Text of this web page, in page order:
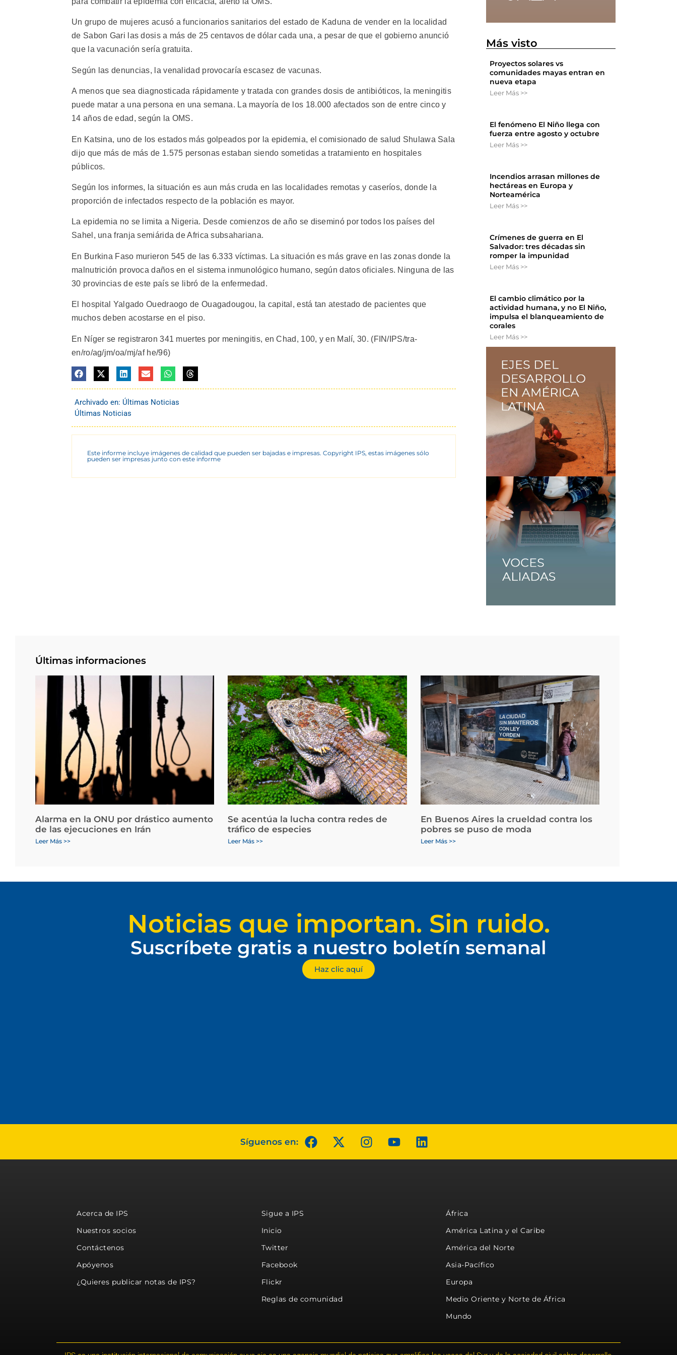
Un grupo de mujeres acusó a funcionarios sanitarios del estado de Kaduna de vender en la localidad
de Sabon Gari las dosis a más de 25 centavos de dólar cada una, a pesar de que el gobierno anunció
que la vacunación sería gratuita.
Según las denuncias, la venalidad provocaría escasez de vacunas.
A menos que sea diagnosticada rápidamente y tratada con grandes dosis de antibióticos, la meningitis
puede matar a una persona en una semana. La mayoría de los 18.000 afectados son de entre cinco y
14 años de edad, según la OMS.
En Katsina, uno de los estados más golpeados por la epidemia, el comisionado de salud Shulawa Sala
dijo que más de más de 1.575 personas estaban siendo sometidas a tratamiento en hospitales
públicos.
Según los informes, la situación es aun más cruda en las localidades remotas y caseríos, donde la
proporción de infectados respecto de la población es mayor.
La epidemia no se limita a Nigeria. Desde comienzos de año se diseminó por todos los países del
Sahel, una franja semiárida de Africa subsahariana.
En Burkina Faso murieron 545 de las 6.333 víctimas. La situación es más grave en las zonas donde la
malnutrición provoca daños en el sistema inmunológico humano, según datos oficiales. Ninguna de las
30 provincias de este país se libró de la enfermedad.
El hospital Yalgado Ouedraogo de Ouagadougou, la capital, está tan atestado de pacientes que
muchos deben acostarse en el piso.
En Níger se registraron 341 muertes por meningitis, en Chad, 100, y en Malí, 30. (FIN/IPS/tra-
en/ro/ag/jm/oa/mj/af he/96)
Archivado en: Últimas Noticias
Últimas Noticias
Este informe incluye imágenes de calidad que pueden ser bajadas e impresas. Copyright IPS, estas imágenes sólo
pueden ser impresas junto con este informe
Más visto
Proyectos solares vs
comunidades mayas entran en
nueva etapa
Leer Más >>
El fenómeno El Niño llega con
fuerza entre agosto y octubre
Leer Más >>
Incendios arrasan millones de
hectáreas en Europa y
Norteamérica
Leer Más >>
Crímenes de guerra en El
Salvador: tres décadas sin
romper la impunidad
Leer Más >>
El cambio climático por la
actividad humana, y no El Niño,
impulsa el blanqueamiento de
corales
Leer Más >>
Últimas informaciones
Alarma en la ONU por drástico aumento
de las ejecuciones en Irán
Leer Más >>
Se acentúa la lucha contra redes de
tráfico de especies
Leer Más >>
En Buenos Aires la crueldad contra los
pobres se puso de moda
Leer Más >>
Noticias que importan. Sin ruido.
Suscríbete gratis a nuestro boletín semanal
Haz clic aquí
Síguenos en:
Acerca de IPS
Nuestros socios
Contáctenos
Apóyenos
¿Quieres publicar notas de IPS?
Sigue a IPS
Inicio
Twitter
Facebook
Flickr
Reglas de comunidad
África
América Latina y el Caribe
América del Norte
Asia-Pacífico
Europa
Medio Oriente y Norte de África
Mundo